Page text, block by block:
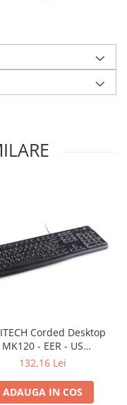
Corded Desktop
MK120 - EER - US
International layout
132,16 Lei
ADAUGA IN COS